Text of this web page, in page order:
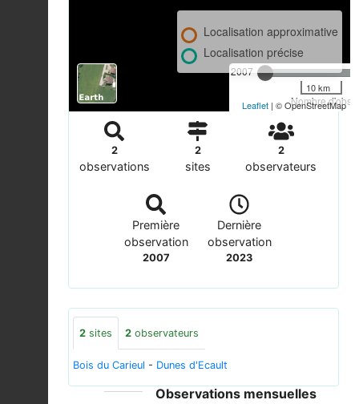
2007
Nombre
Localisation approximative
Localisation précise
10 km
Leaflet | © OpenStreetMap
2
observations
2
sites
2
observateurs
Première
observation
2007
Dernière
observation
2023
2 sites 2 observateurs
Bois du Carieul - Dunes d'Ecault
Observations mensuelles